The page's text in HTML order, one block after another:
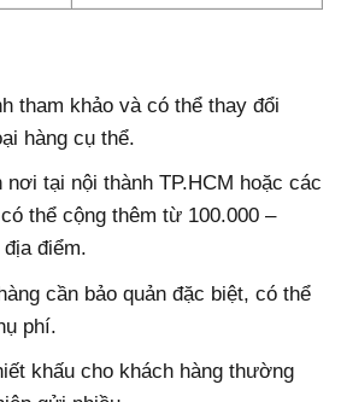
tham khảo và có thể thay đổi
hàng cụ thể.
nơi tại nội thành TP.HCM hoặc các
thể cộng thêm từ 100.000 –
điểm.
cần bảo quản đặc biệt, có thể
phí.
khấu cho khách hàng thường